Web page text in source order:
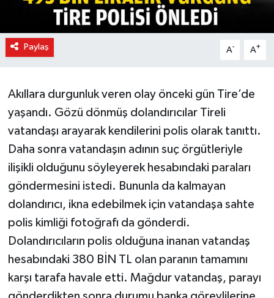
Paylaş A- A+
Akıllara durgunluk veren olay önceki gün Tire’de
yaşandı. Gözü dönmüş dolandırıcılar Tireli
vatandaşı arayarak kendilerini polis olarak tanıttı.
Daha sonra vatandaşın adının suç örgütleriyle
ilişikli olduğunu söyleyerek hesabındaki paraları
göndermesini istedi. Bununla da kalmayan
dolandırıcı, ikna edebilmek için vatandaşa sahte
polis kimliği fotoğrafı da gönderdi.
Dolandırıcıların polis olduğuna inanan vatandaş
hesabındaki 380 BİN TL olan paranın tamamını
karşı tarafa havale etti. Mağdur vatandaş, parayı